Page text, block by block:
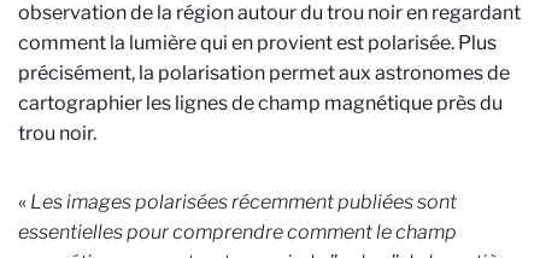
observation de la région autour du trou noir en regardant
comment la lumière qui en provient est polarisée. Plus
précisément, la polarisation permet aux astronomes de
cartographier les lignes de champ magnétique près du
trou noir.
« Les images polarisées récemment publiées sont
essentielles pour comprendre comment le champ